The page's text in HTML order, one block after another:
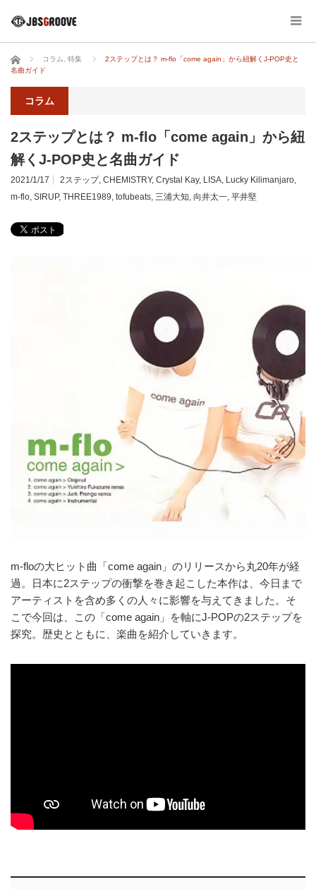
ホーム コラム 特集
2ステップとは？ m-flo「come again」から紐解くJ-POP史と
名曲ガイド
コラム
2ステップとは？ m-flo「come again」から紐
解くJ-POP史と名曲ガイド
2021/1/17 2ステップ, CHEMISTRY, Crystal Kay, LISA, Lucky Kilimanjaro,
m-flo, SIRUP, THREE1989, tofubeats, 三浦大知, 向井太一, 平井堅
m-floの大ヒット曲「come again」のリリースから丸20年が経
過。日本に2ステップの衝撃を巻き起こした本作は、今日まで
アーティストを含め多くの人々に影響を与えてきました。そ
こで今回は、この「come again」を軸にJ-POPの2ステップを
探究。歴史とともに、楽曲を紹介していきます。